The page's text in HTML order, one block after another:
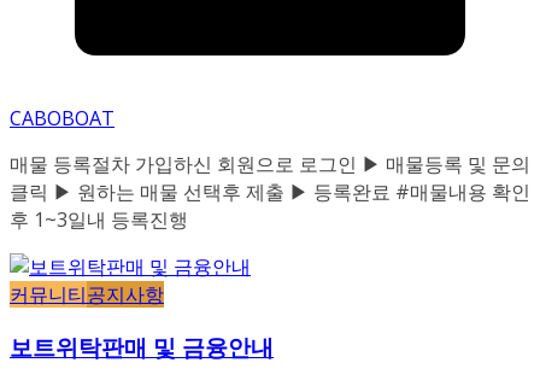
CABOBOAT
매물 등록절차 가입하신 회원으로 로그인 ▶ 매물등록 및 문의
클릭 ▶ 원하는 매물 선택후 제출 ▶ 등록완료 #매물내용 확인
후 1~3일내 등록진행
커뮤니티공지사항
보트위탁판매 및 금융안내